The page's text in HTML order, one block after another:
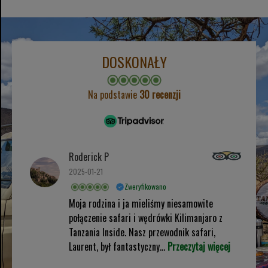
DOSKONAŁY
Na podstawie 30 recenzji
Roderick P
2025-01-21
Zweryfikowano
Moja rodzina i ja mieliśmy niesamowite
połączenie safari i wędrówki Kilimanjaro z
Tanzania Inside. Nasz przewodnik safari,
Laurent, był fantastyczny... Przeczytaj więcej